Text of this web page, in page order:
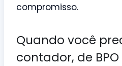
compromisso.
Quando você
contador, de